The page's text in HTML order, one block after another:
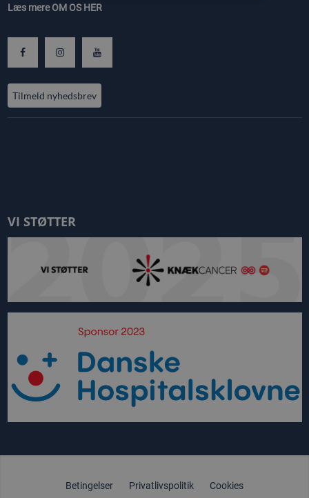
Læs mereOM OS HER
Tilmeld nyhedsbrev
VI STØTTER
Betingelser Privatlivspolitik Cookies